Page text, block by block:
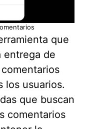
que
entrega de
los usuarios.
que buscan
comentarios